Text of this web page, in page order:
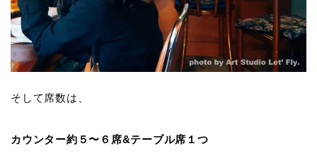
そして席数は、
カウンター約５〜６席&テーブル席１つ